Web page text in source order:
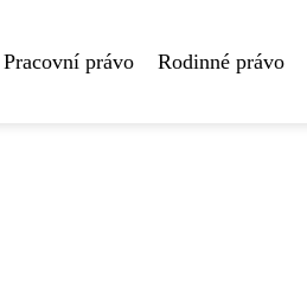
Pracovní právo Rodinné právo